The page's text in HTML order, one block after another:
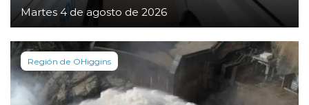
Martes 4 de agosto de 2026
Región de OHiggins